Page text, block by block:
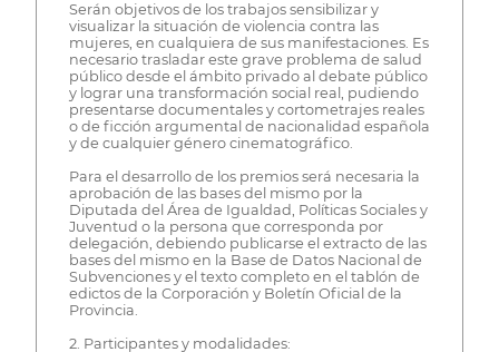
Serán objetivos de los trabajos sensibilizar y
visualizar la situación de violencia contra las
mujeres, en cualquiera de sus manifestaciones. Es
necesario trasladar este grave problema de salud
público desde el ámbito privado al debate público
y lograr una transformación social real, pudiendo
presentarse documentales y cortometrajes reales
o de ficción argumental de nacionalidad española
y de cualquier género cinematográfico.
Para el desarrollo de los premios será necesaria la
aprobación de las bases del mismo por la
Diputada del Área de Igualdad, Políticas Sociales y
Juventud o la persona que corresponda por
delegación, debiendo publicarse el extracto de las
bases del mismo en la Base de Datos Nacional de
Subvenciones y el texto completo en el tablón de
edictos de la Corporación y Boletín Oficial de la
Provincia.
2. Participantes y modalidades: